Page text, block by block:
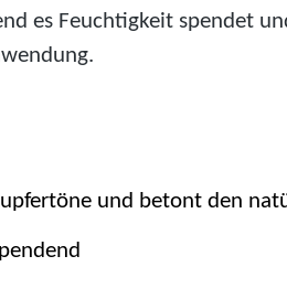
es Feuchtigkeit spendet
und betont den